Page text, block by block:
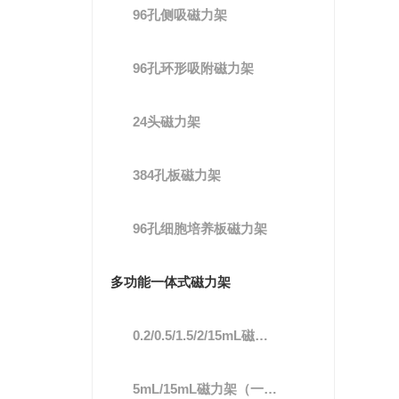
96孔侧吸磁力架
96孔环形吸附磁力架
24头磁力架
384孔板磁力架
96孔细胞培养板磁力架
多功能一体式磁力架
0.2/0.5/1.5/2/15mL磁力架（一体式）
5mL/15mL磁力架（一体式）